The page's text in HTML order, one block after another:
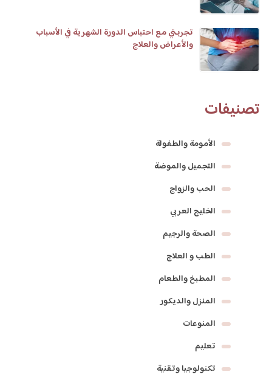
تجربتي مع احتباس الدورة الشهرية في الأسباب
والأعراض والعلاج
تصنيفات
الأمومة والطفولة
التجميل والموضة
الحب والزواج
الخليج العربي
الصحة والرجيم
الطب و العلاج
المطبخ والطعام
المنزل والديكور
المنوعات
تعليم
تكنولوجيا وتقنية